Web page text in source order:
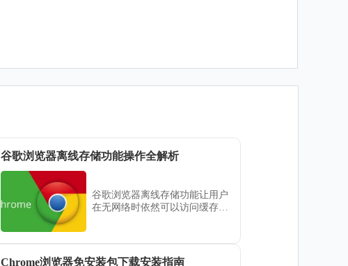
谷歌浏览器离线存储功能操作全解析
谷歌浏览器离线存储功能让用户
在无网络时依然可以访问缓存数
群。
Chrome浏览器免安装包下载安装指南